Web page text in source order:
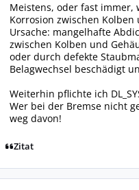
Meistens, oder fast immer,
Korrosion zwischen
Ursache: mangelhafte
zwischen Kolben und
oder durch defekte
Belagwechsel beschädigt
Weiterhin pflichte ich
Wer bei der Bremse nicht
weg davon!
Zitat